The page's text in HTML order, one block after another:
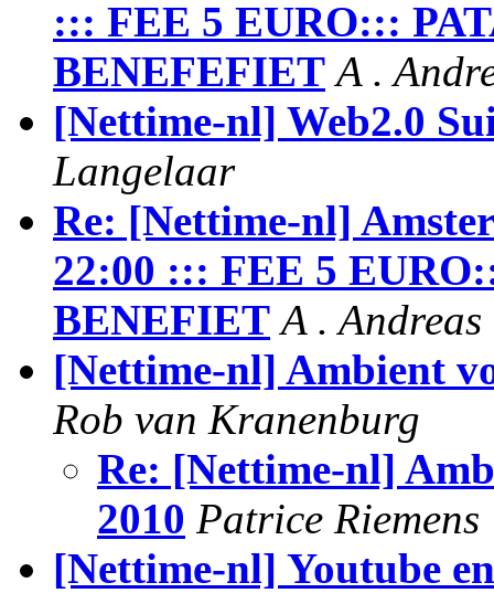
::: FEE 5 EURO:::
BENEFEFIET A .
[Nettime-nl] Web2.0
Langelaar
Re: [Nettime-nl]
22:00 ::: FEE 5
BENEFIET A . Andreas
[Nettime-nl] Ambient
Rob van Kranenburg
Re: [Nettime-nl]
2010 Patrice Riemens
[Nettime-nl] Youtube